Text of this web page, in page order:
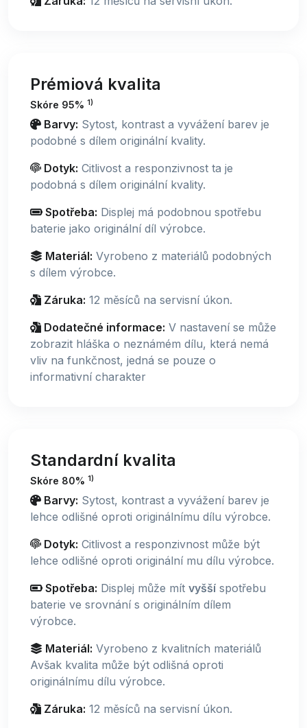
Prémiová kvalita
Skóre 95% 1)
Barvy: Sytost, kontrast a vyvážení barev je
podobné s dílem originální kvality.
Dotyk: Citlivost a responzivnost ta je
podobná s dílem originální kvality.
Spotřeba: Displej má podobnou spotřebu
baterie jako originální díl výrobce.
Materiál: Vyrobeno z materiálů podobných
s dílem výrobce.
Záruka: 12 měsíců na servisní úkon.
Dodatečné informace: V nastavení se může
zobrazit hláška o neznámém dílu, která nemá
vliv na funkčnost, jedná se pouze o
informativní charakter
Standardní kvalita
Skóre 80% 1)
Barvy: Sytost, kontrast a vyvážení barev je
lehce odlišné oproti originálnímu dílu výrobce.
Dotyk: Citlivost a responzivnost může být
lehce odlišné oproti originální mu dílu výrobce.
Spotřeba: Displej může mít vyšší spotřebu
baterie ve srovnání s originálním dílem
výrobce.
Materiál: Vyrobeno z kvalitních materiálů
Avšak kvalita může být odlišná oproti
originálnímu dílu výrobce.
Záruka: 12 měsíců na servisní úkon.